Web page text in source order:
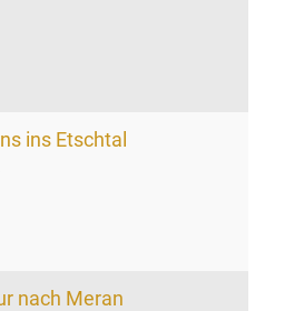
ins Etschtal
nach Meran